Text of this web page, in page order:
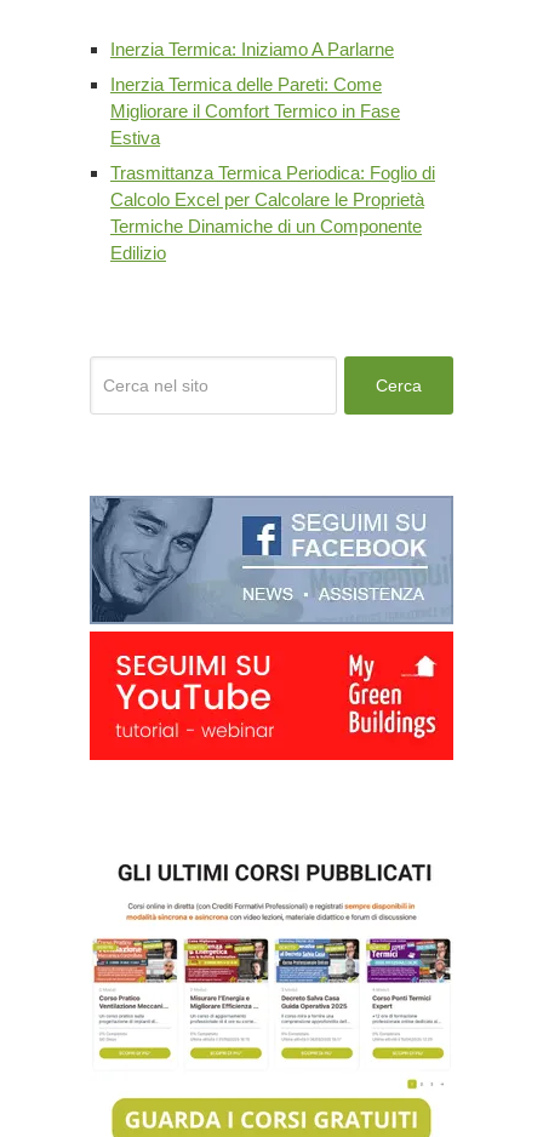
Inerzia Termica: Iniziamo A Parlarne
Inerzia Termica delle Pareti: Come
Migliorare il Comfort Termico in Fase
Estiva
Trasmittanza Termica Periodica: Foglio di
Calcolo Excel per Calcolare le Proprietà
Termiche Dinamiche di un Componente
Edilizio
Cerca